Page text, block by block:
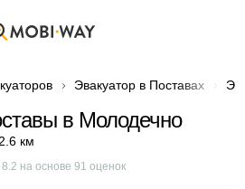
Эвакуатор в Поставах
в Молодечно
км
8.2 на основе 91 оценок